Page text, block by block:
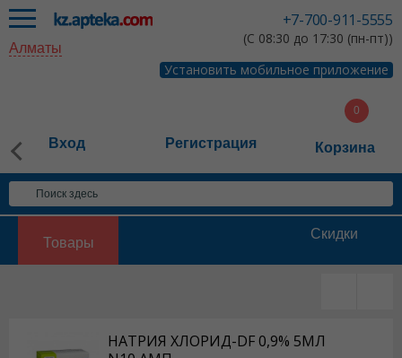
+7-700-911-5555
(С 08:30 до 17:30 (пн-пт))
Установить мобильное приложение
Алматы
Вход Регистрация Корзина
Товары
Скидки
НАТРИЯ ХЛОРИД-DF 0,9% 5МЛ